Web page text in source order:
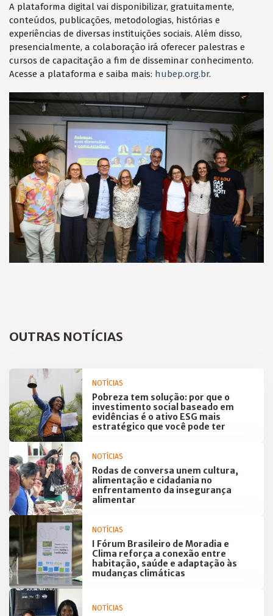
A plataforma digital vai disponibilizar, gratuitamente,
conteúdos, publicações, metodologias, histórias e
experiências de diversas instituições sociais. Além disso,
presencialmente, a colaboração irá oferecer palestras e
cursos de capacitação a fim de disseminar conhecimento.
Acesse a plataforma e saiba mais: hubep.org.br.
OUTRAS NOTÍCIAS
NOTÍCIAS
Pobreza tem solução: por que o
investimento social baseado em
evidências é o ativo ESG mais
estratégico que você pode ter
NOTÍCIAS
Rodas de conversa unem cultura,
alimentação e cidadania no
enfrentamento da insegurança
alimentar
NOTÍCIAS
I Fórum Brasileiro de Moradia e
Clima reforça a conexão entre
habitação, saúde e adaptação às
mudanças climáticas
NOTÍCIAS